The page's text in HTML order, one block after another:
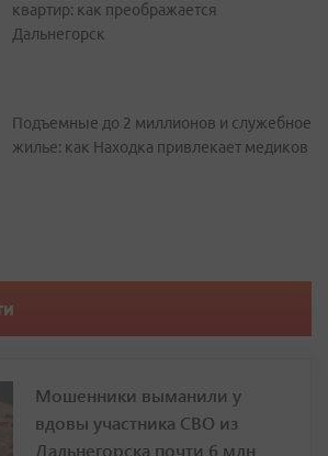
квартир: как преображается
Дальнегорск
Подъемные до 2 миллионов и служебное
жилье: как Находка привлекает медиков
Мошенники выманили у
вдовы участника СВО из
Дальнегорска почти 6 млн